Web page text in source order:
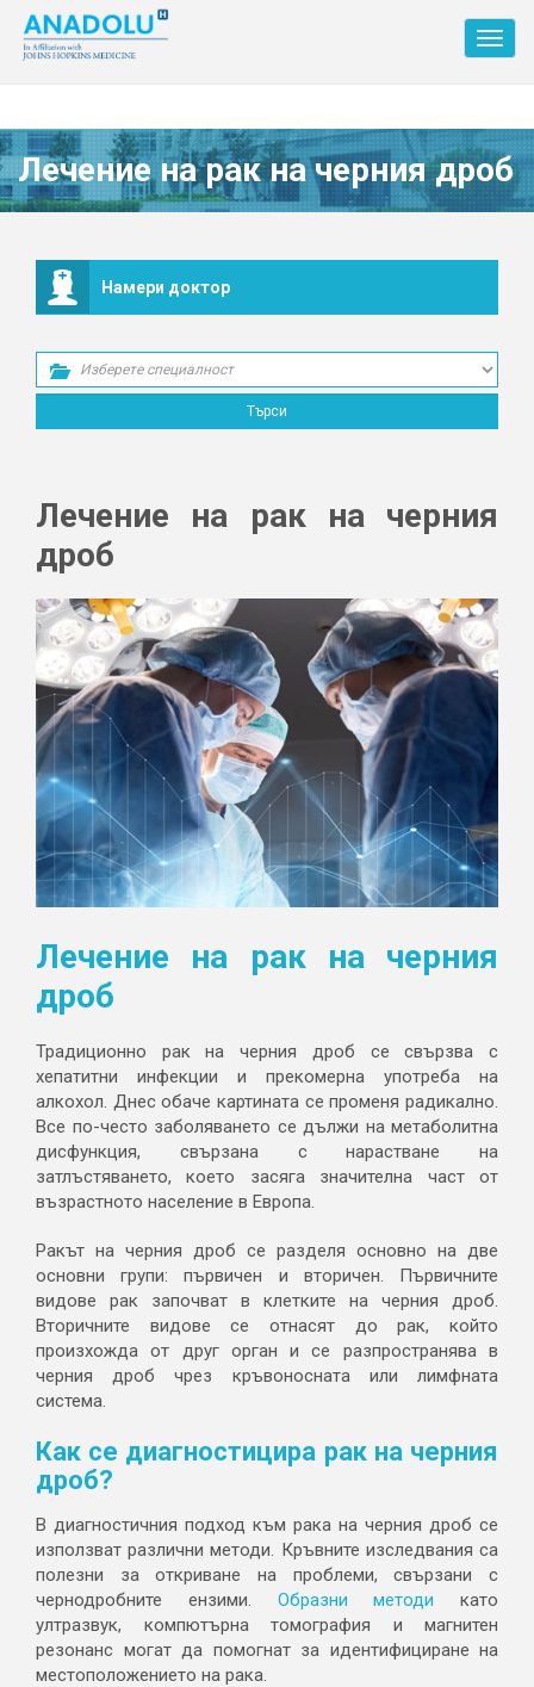
Лечение на рак на черния дроб
Намери доктор
Лечение на рак на черния
дроб
Лечение на рак на черния
дроб
Традиционно рак на черния дроб се свързва с
хепатитни инфекции и прекомерна употреба на
алкохол. Днес обаче картината се променя радикално.
Все по-често заболяването се дължи на метаболитна
дисфункция, свързана с нарастване на
затлъстяването, което засяга значителна част от
възрастното население в Европа.
Ракът на черния дроб се разделя основно на две
основни групи: първичен и вторичен. Първичните
видове рак започват в клетките на черния дроб.
Вторичните видове се отнасят до рак, който
произхожда от друг орган и се разпространява в
черния дроб чрез кръвоносната или лимфната
система.
Как се диагностицира рак на черния
дроб?
В диагностичния подход към рака на черния дроб се
използват различни методи. Кръвните изследвания са
полезни за откриване на проблеми, свързани с
чернодробните ензими. Образни методи като
ултразвук, компютърна томография и магнитен
резонанс могат да помогнат за идентифициране на
местоположението на рака.